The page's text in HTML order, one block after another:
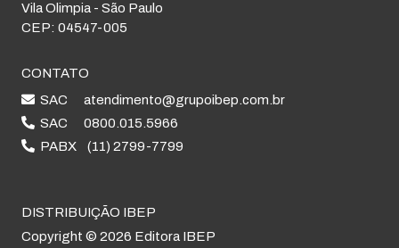
Vila Olimpia - São Paulo
CEP: 04547-005
CONTATO
SAC atendimento@grupoibep.com.br
SAC 0800.015.5966
PABX (11) 2799-7799
DISTRIBUIÇÃO IBEP
Copyright © 2026 Editora IBEP